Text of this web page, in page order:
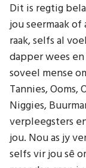
Dit is regtig
jou seermaak
raak, selfs al
dapper wees
soveel mense
Tannies, Ooms,
Niggies,
verpleegsters
jou. Nou as jy
selfs vir jou sê